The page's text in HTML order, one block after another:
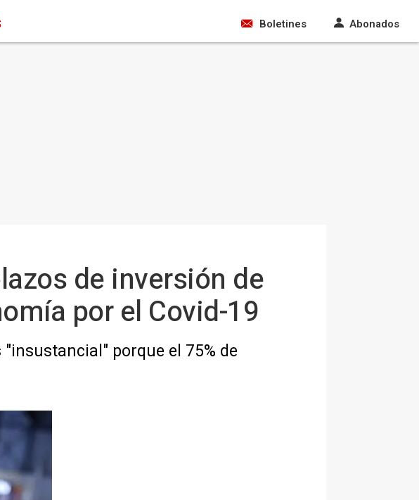
Boletines Abonados
de inversión de
por el Covid-19
porque el 75% de